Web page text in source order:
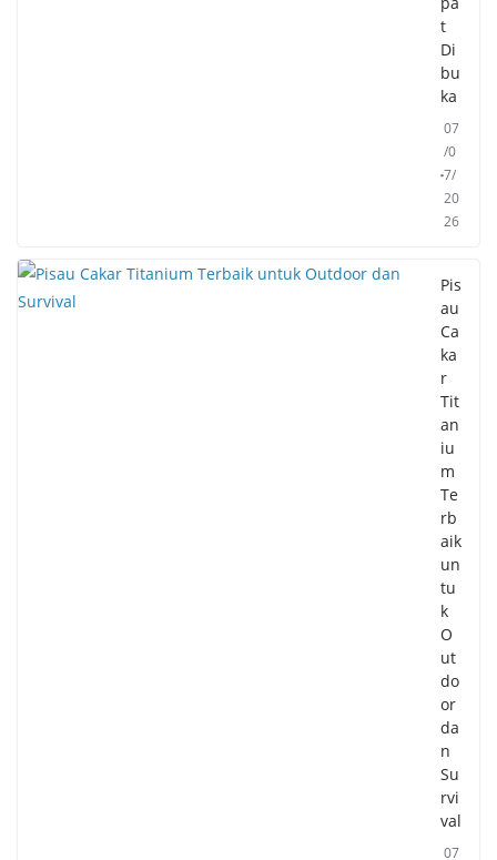
t
Di
bu
ka
07
/0
7/
20
26
Pis
au
Ca
ka
r
Tit
an
iu
m
Te
rb
aik
un
tu
k
O
ut
do
or
da
n
Su
rvi
val
07